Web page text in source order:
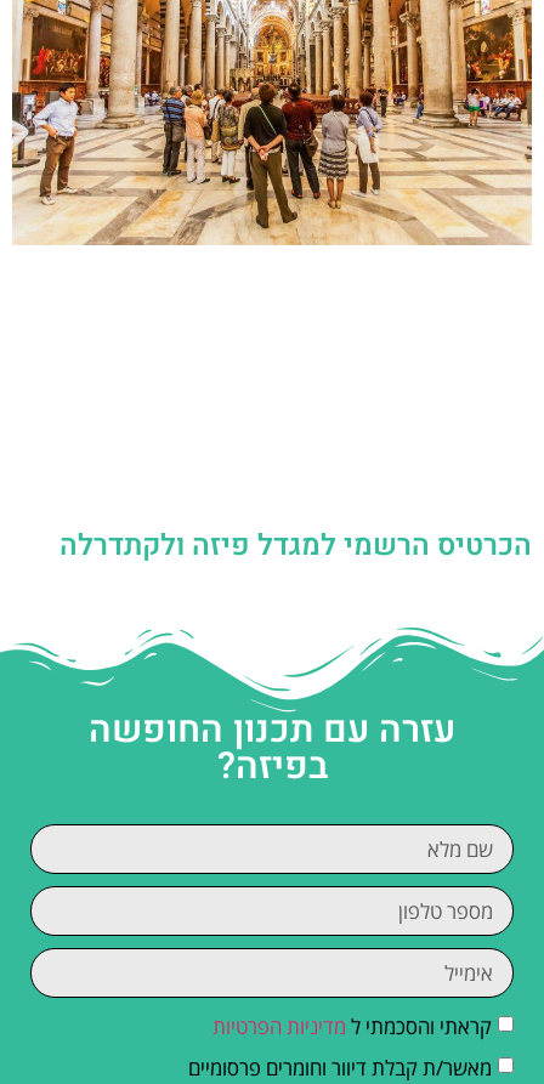
הכרטיס הרשמי למגדל פיזה ולקתדרלה
עזרה עם תכנון החופשה
בפיזה?
קראתי והסכמתי ל מדיניות הפרטיות
מאשר/ת קבלת דיוור וחומרים פרסומיים